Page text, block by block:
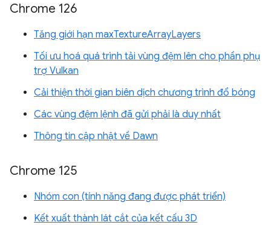
Chrome 126
Tăng giới hạn maxTextureArrayLayers
Tối ưu hoá quá trình tải vùng đệm lên cho phần phụ
trợ Vulkan
Cải thiện thời gian biên dịch chương trình đổ bóng
Các vùng đệm lệnh đã gửi phải là duy nhất
Thông tin cập nhật về Dawn
Chrome 125
Nhóm con (tính năng đang được phát triển)
Kết xuất thành lát cắt của kết cấu 3D